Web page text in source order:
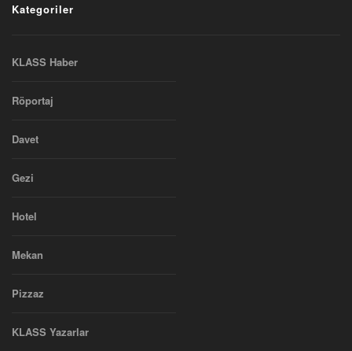
Kategoriler
KLASS Haber
Röportaj
Davet
Gezi
Hotel
Mekan
Pizzaz
KLASS Yazarlar